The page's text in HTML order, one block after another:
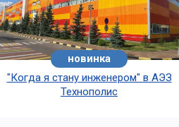
хит
новинка
"Когда я стану инженером" в АЭЗ
Технополис